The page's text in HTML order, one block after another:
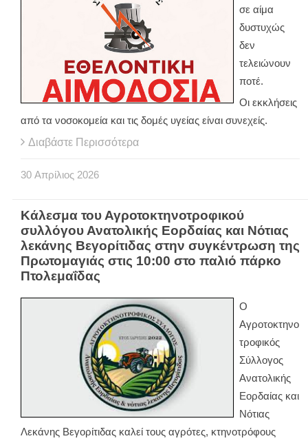
σε αίμα
δυστυχώς
δεν
τελειώνουν
ποτέ.
Οι εκκλήσεις
από τα νοσοκομεία και τις δομές υγείας είναι συνεχείς.
Διαβάστε Περισσότερα
30 Απρίλιος 2026
Κάλεσμα του Αγροτοκτηνοτροφικού
συλλόγου Ανατολικής Εορδαίας και Νότιας
λεκάνης Βεγορίτιδας στην συγκέντρωση της
Πρωτομαγιάς στις 10:00 στο παλιό πάρκο
Πτολεμαΐδας
Ο
Αγροτοκτηνο
τροφικός
Σύλλογος
Ανατολικής
Εορδαίας και
Νότιας
Λεκάνης Βεγορίτιδας καλεί τους αγρότες, κτηνοτρόφους